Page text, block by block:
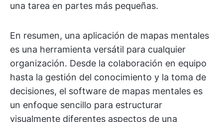
una tarea en partes más pequeñas.
En resumen, una aplicación de mapas mentales
es una herramienta versátil para cualquier
organización. Desde la colaboración en equipo
hasta la gestión del conocimiento y la toma de
decisiones, el software de mapas mentales es
un enfoque sencillo para estructurar
visualmente diferentes aspectos de una